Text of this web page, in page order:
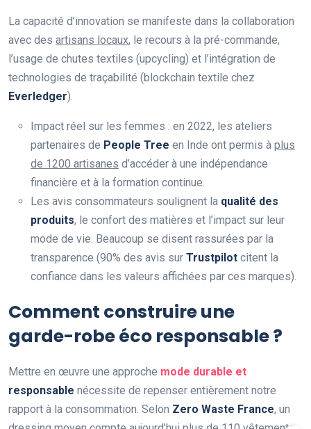
La capacité d’innovation se manifeste dans la collaboration
avec des artisans locaux, le recours à la pré-commande,
l’usage de chutes textiles (upcycling) et l’intégration de
technologies de traçabilité (blockchain textile chez
Everledger).
Impact réel sur les femmes : en 2022, les ateliers
partenaires de People Tree en Inde ont permis à plus
de 1200 artisanes d’accéder à une indépendance
financière et à la formation continue.
Les avis consommateurs soulignent la qualité des
produits, le confort des matières et l’impact sur leur
mode de vie. Beaucoup se disent rassurées par la
transparence (90% des avis sur Trustpilot citent la
confiance dans les valeurs affichées par ces marques).
Comment construire une
garde-robe éco responsable ?
Mettre en œuvre une approche mode durable et
responsable nécessite de repenser entièrement notre
rapport à la consommation. Selon Zero Waste France, un